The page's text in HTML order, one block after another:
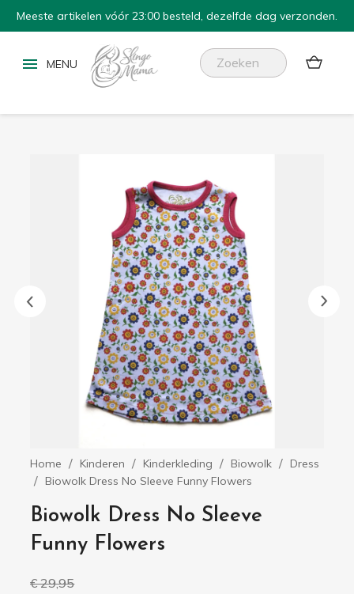
Meeste artikelen vóór 23:00 besteld, dezelfde dag verzonden.

Home Kinderen Kinderkleding Biowolk
Dress
Biowolk Dress No Sleeve Funny Flowers
Biowolk Dress No Sleeve
Funny Flowers
€ 29,95